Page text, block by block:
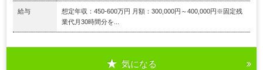
給与
想定年収：450-600万円 月額：300,000円～400,000円※固定残
業代月30時間分を...
気になる